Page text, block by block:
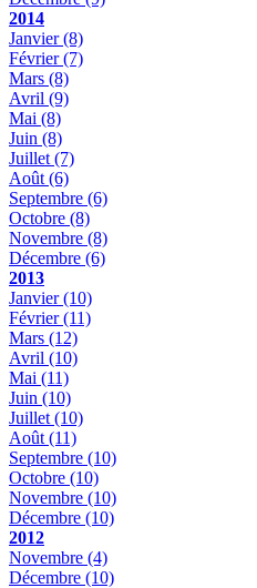
2014
Janvier(8)
Février(7)
Mars (8)
Avril (9)
Mai (8)
Juin (8)
Juillet (7)
Août (6)
Septembre (6)
Octobre (8)
Novembre (8)
Décembre (6)
2013
Janvier(10)
Février(11)
Mars (12)
Avril (10)
Mai (11)
Juin (10)
Juillet (10)
Août (11)
Septembre (10)
Octobre (10)
Novembre (10)
Décembre (10)
2012
Novembre (4)
Décembre (10)